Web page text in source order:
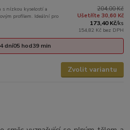
s nízkou kyselostí a
profilem. Ideální pro
204,00 Kč
Ušetříte 30,60 Kč
173,40 Kč/ks
154,82 Kč bez DPH
dní05 hod39 min
Zvolit variantu